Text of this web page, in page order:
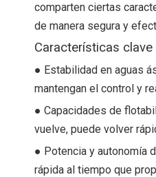
comparten ciertas
de manera segura y
Características
● Estabilidad en aguas
mantengan el control y
● Capacidades de
vuelve, puede volver
● Potencia y autonomía
rápida al tiempo que